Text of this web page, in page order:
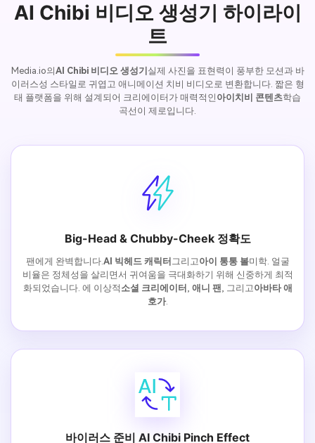
AI Chibi 비디오 생성기 하이라이
트
Media.io의AI Chibi 비디오 생성기 실제 사진을 표현력이 풍부한 모션과 바
이러스성 스타일로 귀엽고 애니메이션 치비 비디오로 변환합니다. 짧은 형
태 플랫폼을 위해 설계되어 크리에이터가 매력적인 아이치비 콘텐츠학습
곡선이 제로입니다.
Big-Head & Chubby-Cheek 정확도
팬에게 완벽합니다. AI 빅헤드 캐릭터 그리고 아이 통통 볼미학. 얼굴
비율은 정체성을 살리면서 귀여움을 극대화하기 위해 신중하게 최적
화되었습니다. 에 이상적 소셜 크리에이터 애니 팬 , 그리고 아바타 애
호가.
바이러스 준비 AI Chibi Pinch Effect